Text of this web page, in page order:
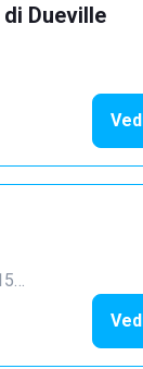
Dueville